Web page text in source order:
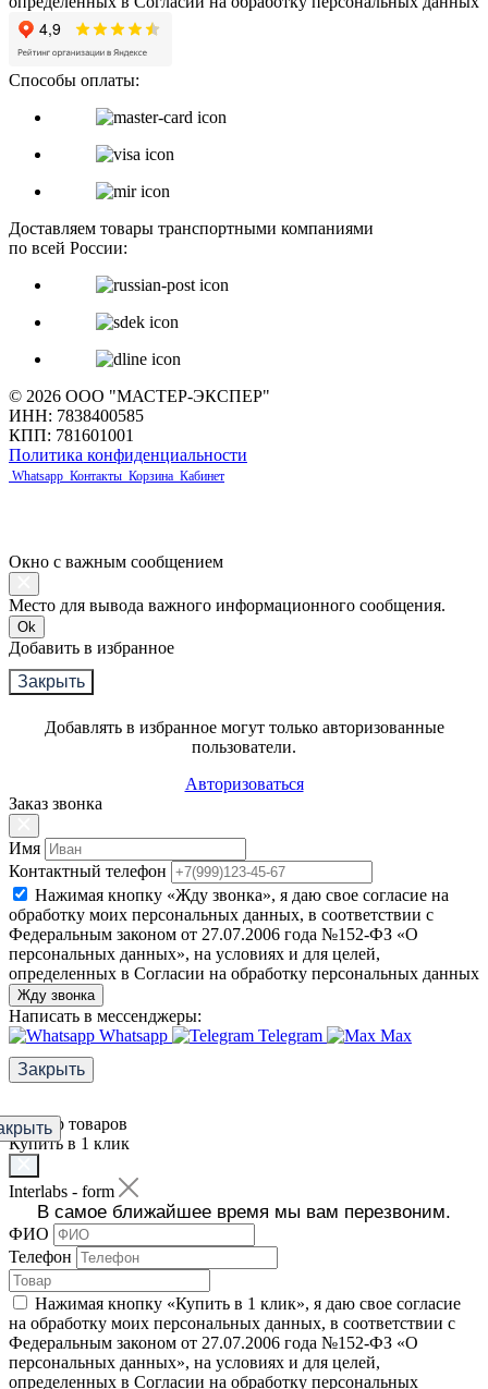
Способы оплаты:
Доставляем товары транспортными компаниями
по всей России:
© 2026 ООО "МАСТЕР-ЭКСПЕР"
ИНН: 7838400585
КПП: 781601001
Политика конфиденциальности
Whatsapp Контакты Корзина Кабинет
Окно с важным сообщением
Место для вывода важного информационного сообщения.
Ok
Добавить в избранное
Закрыть
Добавлять в избранное могут только авторизованные
пользователи.
Авторизоваться
Заказ звонка
Имя
Контактный телефон
Нажимая кнопку «Жду звонка», я даю свое согласие на
обработку моих персональных данных, в соответствии с
Федеральным законом от 27.07.2006 года №152-ФЗ «О
персональных данных», на условиях и для целей,
определенных в Согласии на обработку персональных данных
Жду звонка
Написать в мессенджеры:
Whatsapp
Telegram
Max
Закрыть
Фильтр товаров
Купить в 1 клик
Interlabs - form
В самое ближайшее время мы вам перезвоним.
ФИО
Телефон
Нажимая кнопку «Купить в 1 клик», я даю свое согласие
на обработку моих персональных данных, в соответствии с
Федеральным законом от 27.07.2006 года №152-ФЗ «О
персональных данных», на условиях и для целей,
определенных в Согласии на обработку персональных